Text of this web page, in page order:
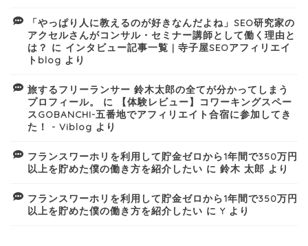
「やっぱり人に教えるのが好きなんだよね」SEO研究家の
アクセルさんがコンサル・セミナー講師として働く理由と
は？ に インタビュー記事一覧 | 寺子屋SEOアフィリエイ
トblog より
旅するフリーランサー 鈴木太郎の全てが分かってしまう
プロフィール。
に
【体験レビュー】コワーキングスペー
スGOBANCHI-五番地でアフィリエイト合宿に参加してき
た！ - Viblog より
フランスワーホリを利用して貯金ゼロから1年間で350万円
以上を貯めた僕の働き方を紹介したい に 鈴木 太郎 より
フランスワーホリを利用して貯金ゼロから1年間で350万円
以上を貯めた僕の働き方を紹介したい に Y より